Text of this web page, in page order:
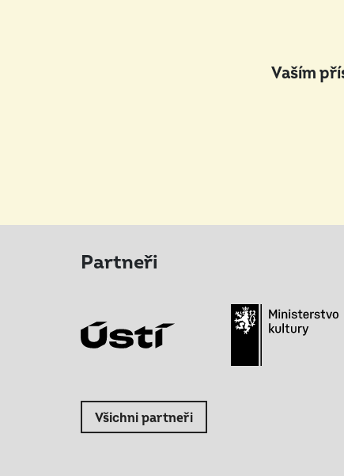
Vaším
Partneři
Všichni partneři